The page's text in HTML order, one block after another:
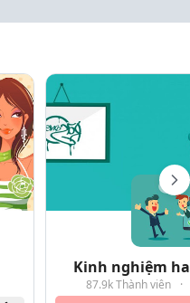
Kinh nghiệm
87.9k Thành viên ·